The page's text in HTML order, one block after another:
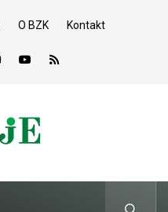
O BZK Kontakt